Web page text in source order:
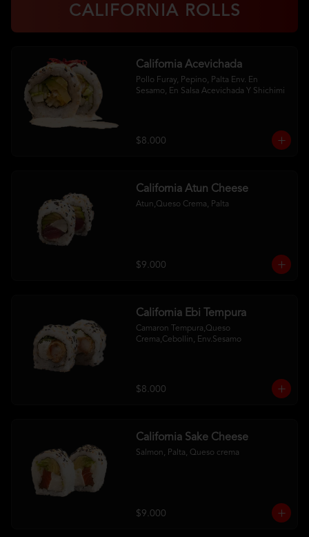
CALIFORNIA ROLLS
California Acevichada
Pollo Furay, Pepino, Palta Env. En
Sesamo, En Salsa Acevichada Y Shichimi
$8.000
California Atun Cheese
Atun,Queso Crema, Palta
$9.000
California Ebi Tempura
Camaron Tempura,Queso
Crema,Cebollin, Env.Sesamo
$8.000
California Sake Cheese
Salmon, Palta, Queso crema
$9.000